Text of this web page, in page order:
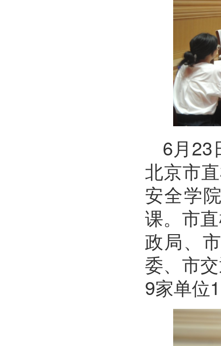
6月23
北京市
安全学
课。市
政局、
委、市
9家单位